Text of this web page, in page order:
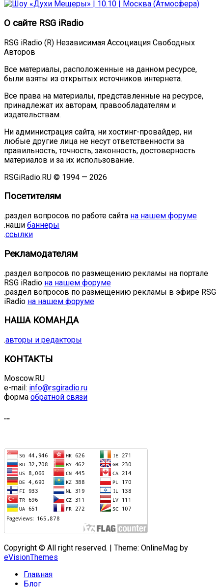
О сайте RSG iRadio
RSG iRadio (R) Независимая Ассоциация Свободных
Авторов
Все материалы, расположенные на данном ресурсе,
были взяты из открытых источников интернета.
Все права на материалы, представленные на ресурсе,
принадлежат их авторам, правообладателям и
издательствам.
Ни администрация сайта, ни хостинг-провайдер, ни
любые другие лица не несут ответственности за
правильность, точность, законность, достоверность
материалов и за их использование.
RSGiRadio.RU © 1994 — 2026
Посетителям
.раздел вопросов по работе сайта на нашем форуме
.наши баннеры
.ссылки
Рекламодателям
.раздел вопросов по размещению рекламы на портале
RSG iRadio на нашем форуме
.раздел вопросов по размещению рекламы в эфире RSG
iRadio на нашем форуме
НАША КОМАНДА
.авторы и редакторы
КОНТАКТЫ
Moscow.RU
e-mail: info@rsgiradio.ru
форма обратной связи
…
Copyright © All right reserved. | Theme: OnlineMag by
eVisionThemes
Главная
Блог